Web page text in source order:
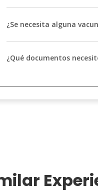
¿Se necesita alguna
¿Qué documentos